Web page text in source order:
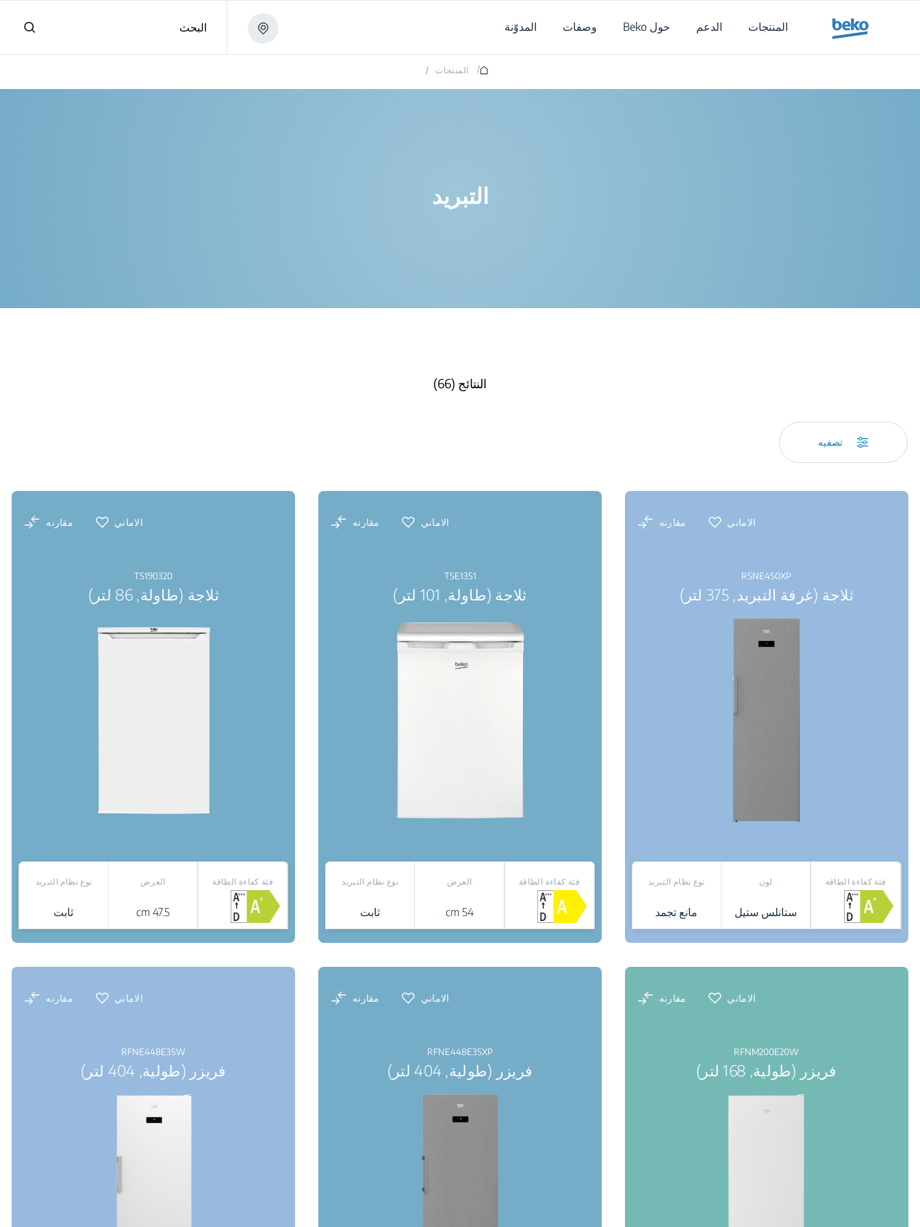
المنتجات
الدعم حول Beko وصفات المدوّنة البحث
/ المنتجات /
التبريد
النتائج (66)
تصفيه
الاماني مقارنه
RSNE450XP
ثلاجة (غرفة التبريد, 375 لتر)
فئة كفاءة الطاقة لون
ستانلس ستيل
نوع نظام التبريد
مانع تجمد
الاماني مقارنه
TSE1351
ثلاجة (طاولة, 101 لتر)
فئة كفاءة الطاقة العرض
54 cm
نوع نظام التبريد
ثابت
الاماني مقارنه
TS190320
ثلاجة (طاولة, 86 لتر)
فئة كفاءة الطاقة العرض
47.5 cm
نوع نظام التبريد
ثابت
الاماني مقارنه
RFNM200E20W
فريزر (طولية, 168 لتر)
الاماني مقارنه
RFNE448E35XP
فريزر (طولية, 404 لتر)
الاماني مقارنه
RFNE448E35W
فريزر (طولية, 404 لتر)